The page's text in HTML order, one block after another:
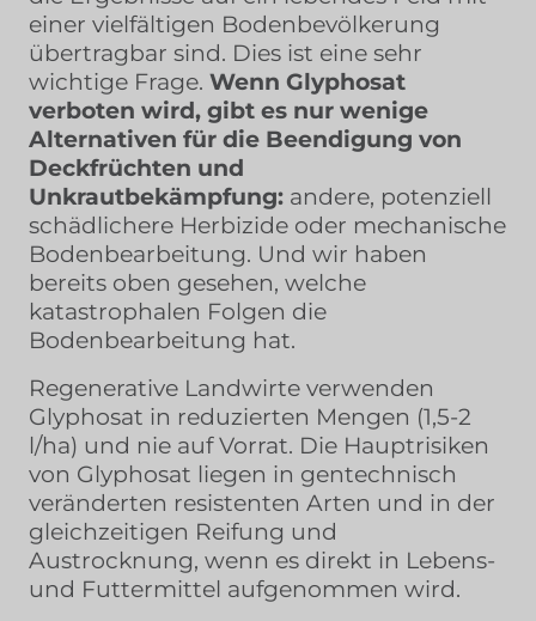
einer vielfältigen Bodenbevölkerung
übertragbar sind. Dies ist eine sehr
wichtige Frage. Wenn Glyphosat
verboten wird, gibt es nur wenige
Alternativen für die Beendigung von
Deckfrüchten und
Unkrautbekämpfung: andere, potenziell
schädlichere Herbizide oder mechanische
Bodenbearbeitung. Und wir haben
bereits oben gesehen, welche
katastrophalen Folgen die
Bodenbearbeitung hat.
Regenerative Landwirte verwenden
Glyphosat in reduzierten Mengen (1,5-2
l/ha) und nie auf Vorrat. Die Hauptrisiken
von Glyphosat liegen in gentechnisch
veränderten resistenten Arten und in der
gleichzeitigen Reifung und
Austrocknung, wenn es direkt in Lebens-
und Futtermittel aufgenommen wird.